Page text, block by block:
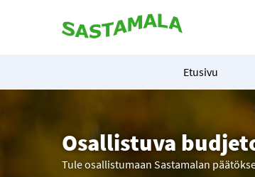
Etusivu
Osallistuva
Tule osallistumaan Sastamalan